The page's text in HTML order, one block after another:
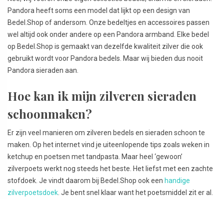
Pandora heeft soms een model dat lijkt op een design van
Bedel.Shop of andersom. Onze bedeltjes en accessoires passen
wel altijd ook onder andere op een Pandora armband. Elke bedel
op Bedel.Shop is gemaakt van dezelfde kwaliteit zilver die ook
gebruikt wordt voor Pandora bedels. Maar wij bieden dus nooit
Pandora sieraden aan.
Hoe kan ik mijn zilveren sieraden
schoonmaken?
Er zijn veel manieren om zilveren bedels en sieraden schoon te
maken. Op het internet vind je uiteenlopende tips zoals weken in
ketchup en poetsen met tandpasta. Maar heel ‘gewoon’
zilverpoets werkt nog steeds het beste. Het liefst met een zachte
stofdoek. Je vindt daarom bij Bedel.Shop ook een handige
zilverpoetsdoek . Je bent snel klaar want het poetsmiddel zit er al.